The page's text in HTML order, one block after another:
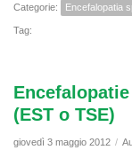
Categorie: Encefalopatia
Tag:
(EST o TSE)
giovedì 3 maggio 2012 /